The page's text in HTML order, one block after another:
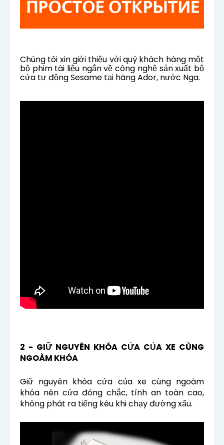
Chúng tôi xin giới thiệu với quý khách hàng một
bộ phim tài liệu ngắn về công nghệ sản xuất bộ
cửa tự động Sesame tại hãng Ador, nước Nga.
2 - GIỮ NGUYÊN KHÓA CỬA CỦA XE CÙNG
NGOÀM KHÓA
Giữ nguyên khóa cửa của xe cùng ngoàm
khóa nên cửa đóng chắc, tính an toàn cao,
không phát ra tiếng kêu khi chạy đường xấu.